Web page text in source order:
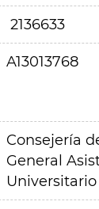
2136633
A13013768
Consejería
General
Universitario